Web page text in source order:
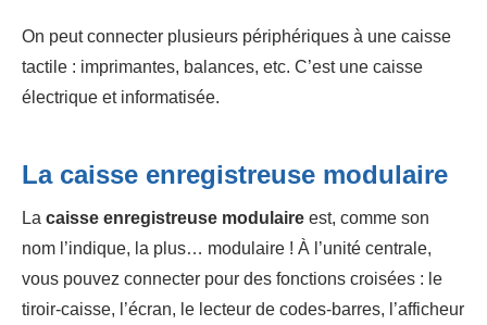
On peut connecter plusieurs périphériques à une caisse
tactile : imprimantes, balances, etc. C’est une caisse
électrique et informatisée.
La caisse enregistreuse modulaire
La caisse enregistreuse modulaire est, comme son
nom l’indique, la plus… modulaire ! À l’unité centrale,
vous pouvez connecter pour des fonctions croisées : le
tiroir-caisse, l’écran, le lecteur de codes-barres, l’afficheur